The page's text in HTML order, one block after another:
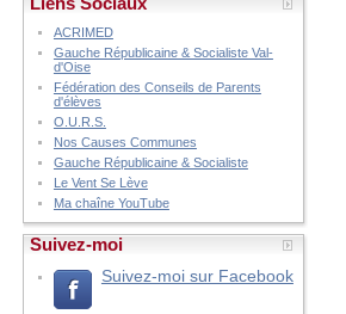
ACRIMED
Gauche Républicaine & Socialiste Val-
d'Oise
Fédération des Conseils de Parents
d'élèves
O.U.R.S.
Nos Causes Communes
Gauche Républicaine & Socialiste
Le Vent Se Lève
Ma chaîne YouTube
Suivez-moi
Suivez-moi sur Facebook